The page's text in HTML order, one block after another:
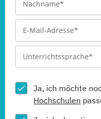
Ja, ich möchte
Hochschulen